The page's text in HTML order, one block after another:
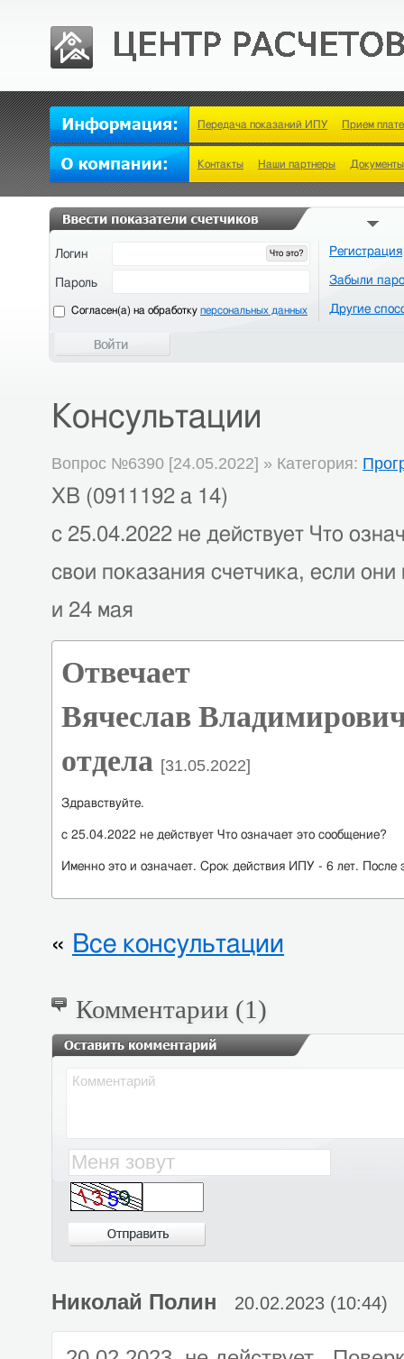
Контакты Наши партнеры Документы
Передача показаний ИПУ Прием
Что это?
Логин Регистрация
Забыли
Другие
Пароль
Cогласен(а) на обработку персональных данных
Консультации
Вопрос №6390 [24.05.2022] » Категория:
ХВ (0911192 а 14)
с 25.04.2022 не действует Что
свои показания счетчика, если
и 24 мая
Отвечает
Вячеслав
отдела [31.05.2022]
Здравствуйте.
с 25.04.2022 не действует Что означает это сообщение?
Именно это и означает. Срок действия ИПУ - 6 лет. После
« Все консультации
Комментарии (1)
Николай Полин 20.02.2023 (10:44)